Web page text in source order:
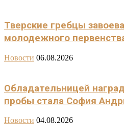
Тверские гребцы
молодежного
Новости 06.08.2026
Обладательницей
пробы стала София
Новости 04.08.2026